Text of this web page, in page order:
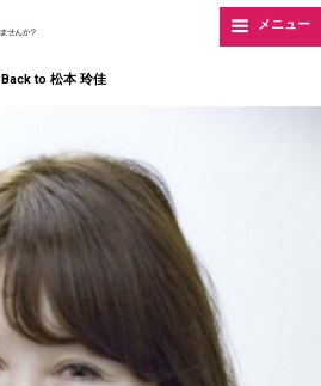
メニュー
Back to 松本 玲佳